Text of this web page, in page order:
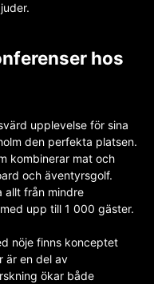
hos
upplevelse för sina
den perfekta platsen.
kombinerar mat och
och äventyrsgolf.
allt från mindre
upp till 1 000 gäster.
nöje finns konceptet
är en del av
ökar både